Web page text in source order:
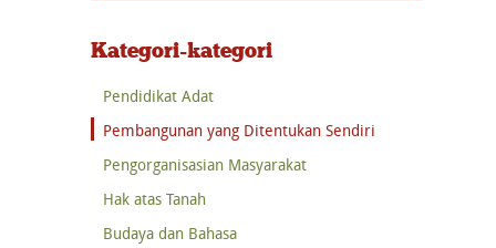
Kategori-kategori
Pendidikat Adat
Pembangunan yang Ditentukan Sendiri
Pengorganisasian Masyarakat
Hak atas Tanah
Budaya dan Bahasa